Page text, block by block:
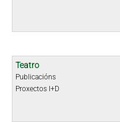
Teatro
Publicacións
Proxectos I+D